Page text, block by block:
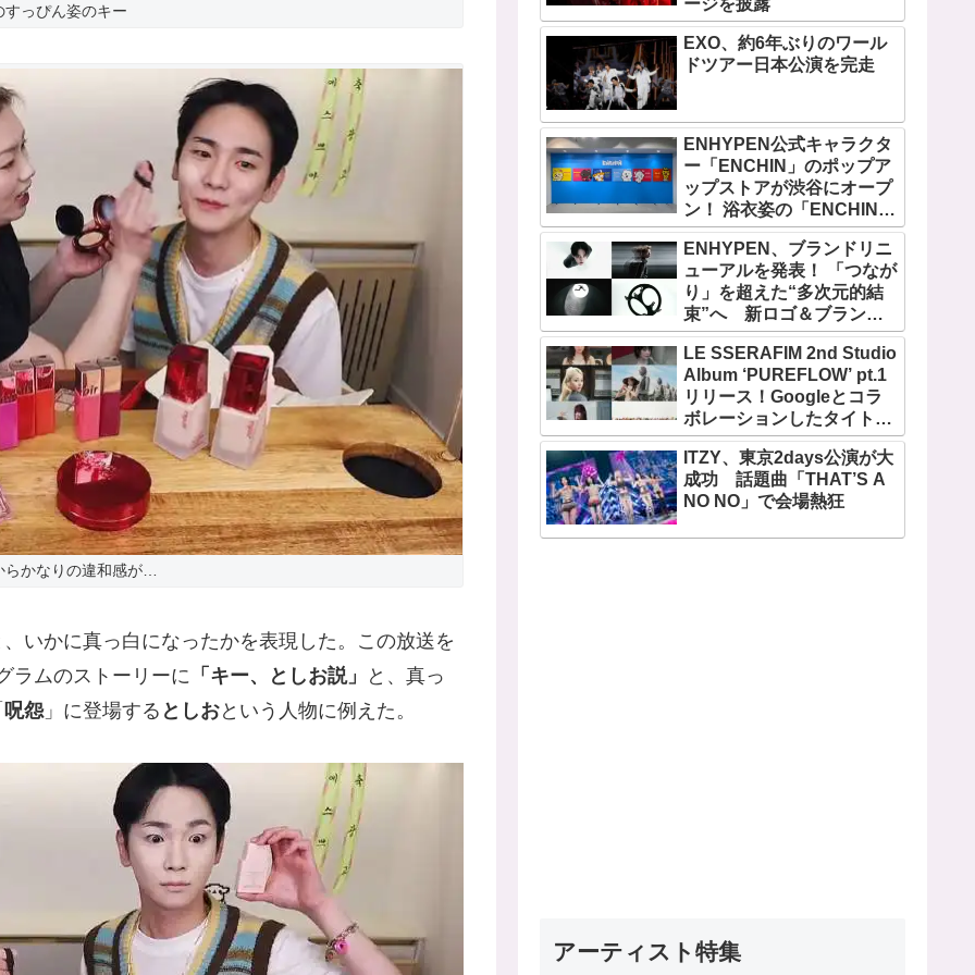
すっぴん姿のキー
らかなりの違和感が…
いかに真っ白になったかを表現した。この放送を
ラムのストーリーに 「キー、としお説」
と、真っ
呪怨」に登場する としおという人物に例えた。
ージを披露
EXO、約6年ぶりのワール
ドツアー日本公演を完走
ENHYPEN公式キャラクタ
ー「ENCHIN」のポップア
ップストアが渋谷にオープ
ン！ 浴衣姿の「ENCHIN」
が登場
ENHYPEN、ブランドリニ
ューアルを発表！ 「つなが
り」を超えた“多次元的結
束”へ 新ロゴ＆ブランド
フィルム公開
LE SSERAFIM 2nd Studio
Album ‘PUREFLOW’ pt.1
リリース！Googleとコラ
ボレーションしたタイトル
曲「BOOMPALA」MVも公
開
ITZY、東京2days公演が大
成功 話題曲「THAT’S A
NO NO」で会場熱狂
アーティスト特集